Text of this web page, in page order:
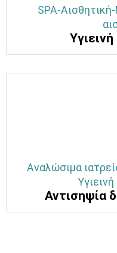
SPA-
Αναλώσιμα
Αντισηψία